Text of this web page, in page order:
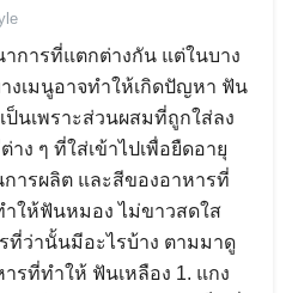
การที่แตกต่างกัน แต่ในบาง
งเมนูอาจทำให้เกิดปัญหา ฟัน
ป็นเพราะส่วนผสมที่ถูกใส่ลง
าง ๆ ที่ใส่เข้าไปเพื่อยืดอายุ
ารผลิต และสีของอาหารที่
ให้ฟันหมอง ไม่ขาวสดใส
ที่ว่านั้นมีอะไรบ้าง ตามมาดู
รที่ทำให้ ฟันเหลือง 1. แกง